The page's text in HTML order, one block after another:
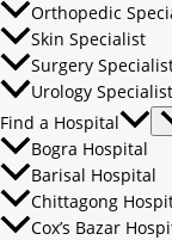
Orthopedic
Skin Specialist
Surgery
Urology Specialist
Find a Hospital
Bogra Hospital
Barisal Hospital
Chittagong
Cox’s Bazar